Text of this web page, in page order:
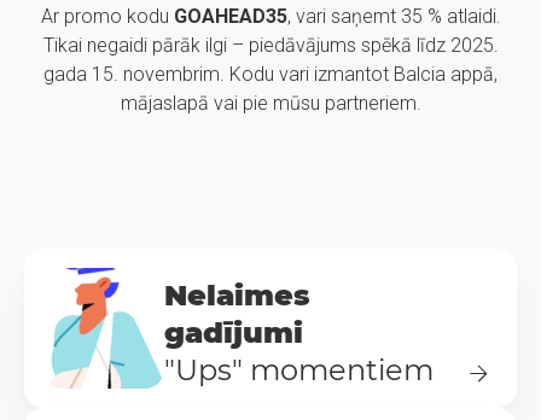
Ar promo kodu GOAHEAD35, vari saņemt 35 % atlaidi.
Tikai negaidi pārāk ilgi – piedāvājums spēkā līdz 2025.
gada 15. novembrim. Kodu vari izmantot Balcia appā,
mājaslapā vai pie mūsu partneriem.
Nelaimes
gadījumi
"Ups" momentiem